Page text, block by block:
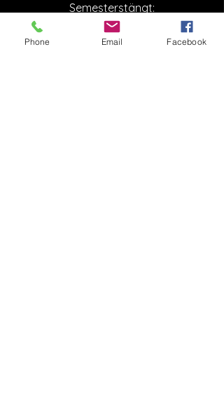
Semesterstängt:
Öppnar 5 augusti
Slottsgatan 17
Phone Email Facebook